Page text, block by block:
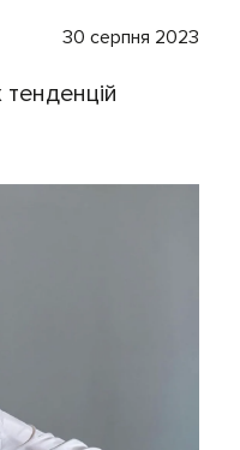
30 серпня 2023
тенденцій